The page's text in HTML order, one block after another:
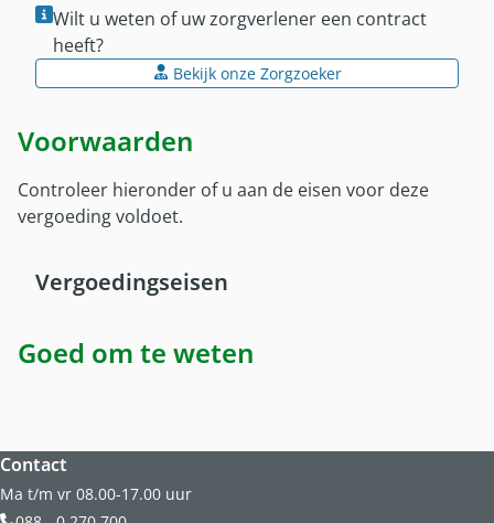
Wilt u weten of uw zorgverlener een contract
heeft?
Bekijk onze Zorgzoeker
Voorwaarden
Controleer hieronder of u aan de eisen voor deze
vergoeding voldoet.
Vergoedingseisen
Goed om te weten
Website footer
Contact
Ma t/m vr 08.00-17.00 uur